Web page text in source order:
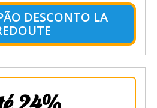
DESCONTO LA